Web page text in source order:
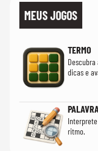
MEUS JOGOS
TERMO
dicas e
ritmo.